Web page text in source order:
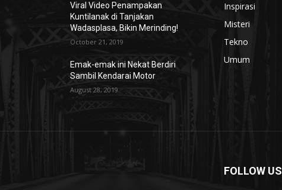
Viral Video Penampakan
Kuntilanak di Tanjakan
Wadasplasa, Bikin Merinding!
October 21, 2019
Emak-emak ini Nekat Berdiri
Sambil Kendarai Motor
August 28, 2019
Inspirasi
Misteri
Tekno
Umum
FOLLOW US